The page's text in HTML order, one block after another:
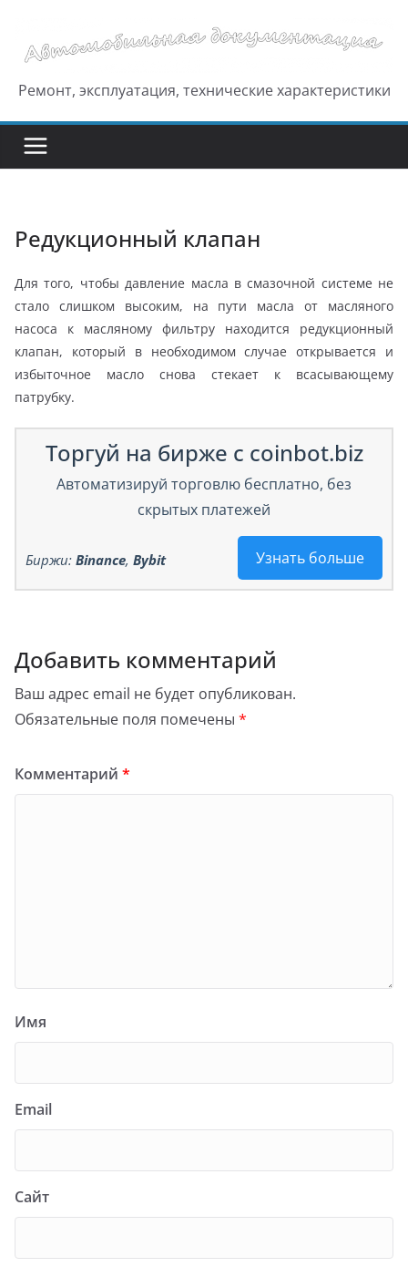
содержимому
Ремонт, эксплуатация, технические характеристики
Редукционный клапан
Для того, чтобы давление масла в смазочной системе не
стало слишком высоким, на пути масла от масляного
насоса к масляному фильтру находится редукционный
клапан, который в необходимом случае открывается и
избыточное масло снова стекает к всасывающему
патрубку.
Торгуй на бирже с coinbot.biz
Автоматизируй торговлю бесплатно, без
скрытых платежей
Узнать больше
Биржи: Binance, Bybit
Добавить комментарий
Ваш адрес email не будет опубликован.
Обязательные поля помечены *
Комментарий *
Имя
Email
Сайт